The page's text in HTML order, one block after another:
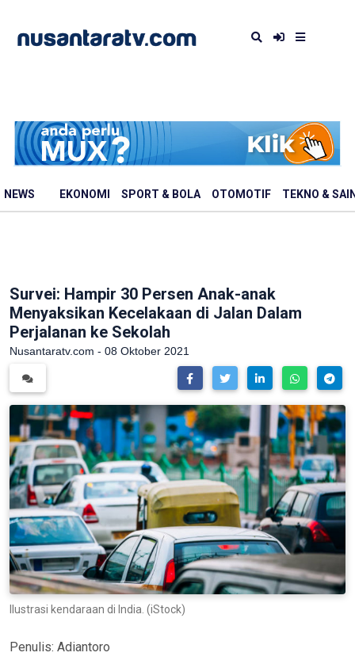
NEWS EKONOMI SPORT & BOLA OTOMOTIF TEKNO &
Survei: Hampir 30 Persen Anak-anak
Menyaksikan Kecelakaan di Jalan Dalam
Perjalanan ke Sekolah
Nusantaratv.com - 08 Oktober 2021
Ilustrasi kendaraan di India. (iStock)
Penulis: Adiantoro